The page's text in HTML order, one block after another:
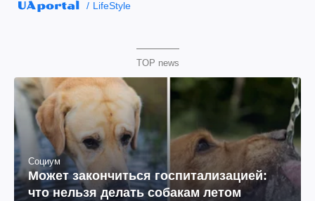
LifeStyle
TOP news
Социум
Может закончиться госпитализацией:
что нельзя делать собакам летом